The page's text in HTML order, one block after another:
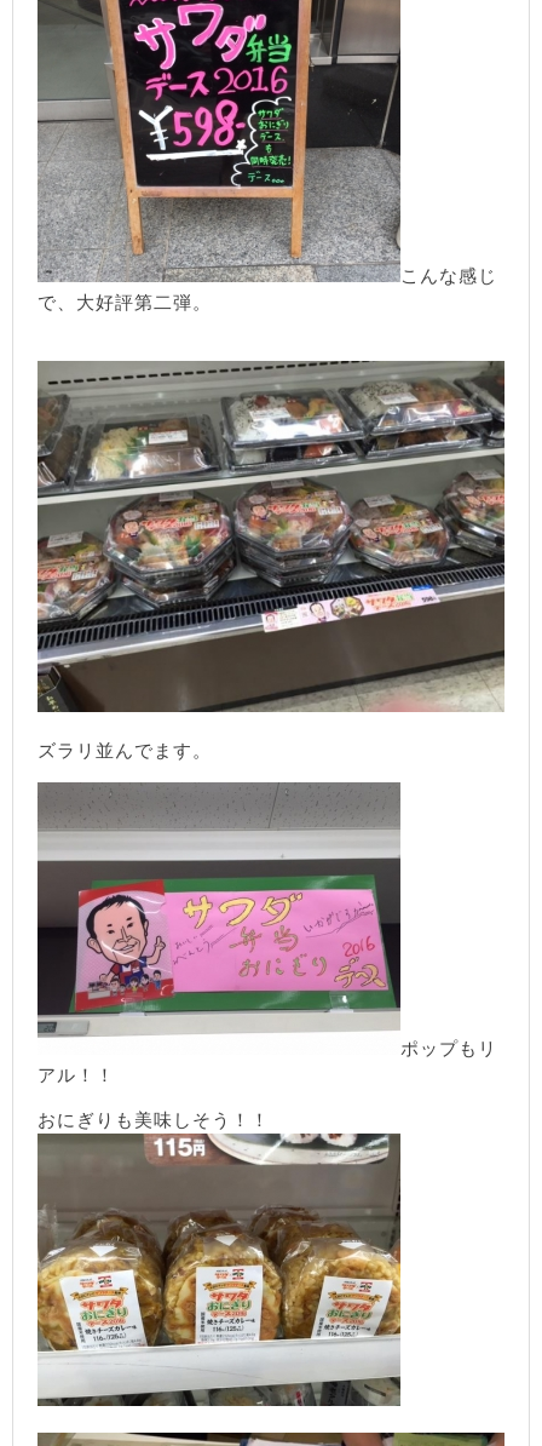
こんな感じ
で、大好評第二弾。
ズラリ並んでます。
ポップもリ
アル！！
おにぎりも美味しそう！！